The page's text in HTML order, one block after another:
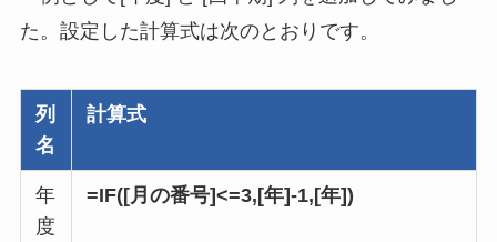
た。設定した計算式は次のとおりです。
列
名
計算式
年
度
=IF([月の番号]<=3,[年]-1,[年])